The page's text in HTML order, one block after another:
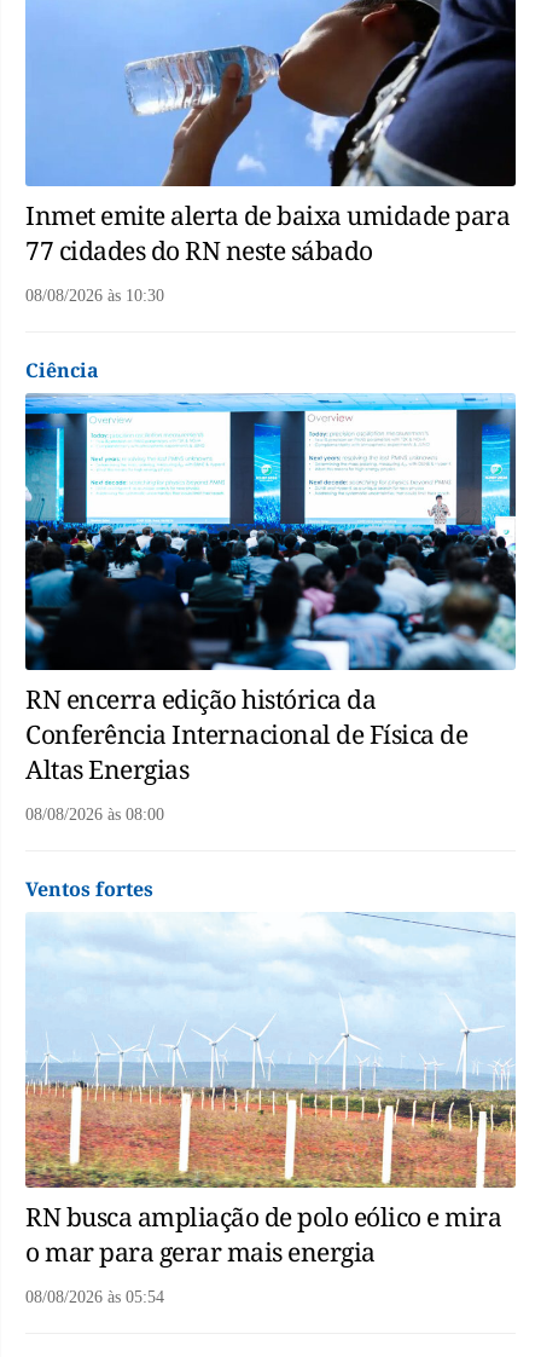
Inmet emite alerta de baixa umidade para
77 cidades do RN neste sábado
08/08/2026 às 10:30
Ciência
RN encerra edição histórica da
Conferência Internacional de Física de
Altas Energias
08/08/2026 às 08:00
Ventos fortes
RN busca ampliação de polo eólico e mira
o mar para gerar mais energia
08/08/2026 às 05:54